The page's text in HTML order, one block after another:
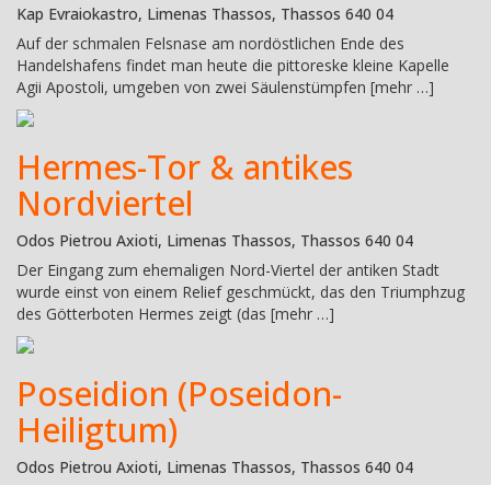
Kap Evraiokastro, Limenas Thassos, Thassos 640 04
Auf der schmalen Felsnase am nordöstlichen Ende des
Handelshafens findet man heute die pittoreske kleine Kapelle
Agii Apostoli, umgeben von zwei Säulenstümpfen [mehr …]
Hermes-Tor & antikes
Nordviertel
Odos Pietrou Axioti, Limenas Thassos, Thassos 640 04
Der Eingang zum ehemaligen Nord-Viertel der antiken Stadt
wurde einst von einem Relief geschmückt, das den Triumphzug
des Götterboten Hermes zeigt (das [mehr …]
Poseidion (Poseidon-
Heiligtum)
Odos Pietrou Axioti, Limenas Thassos, Thassos 640 04